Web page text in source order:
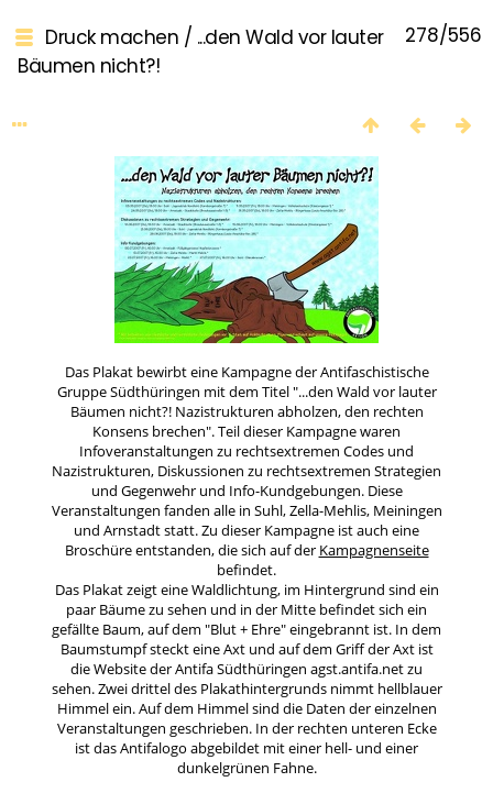
278/556
Druck machen / ...den Wald vor lauter
Bäumen nicht?!
Das Plakat bewirbt eine Kampagne der Antifaschistische
Gruppe Südthüringen mit dem Titel "...den Wald vor lauter
Bäumen nicht?! Nazistrukturen abholzen, den rechten
Konsens brechen". Teil dieser Kampagne waren
Infoveranstaltungen zu rechtsextremen Codes und
Nazistrukturen, Diskussionen zu rechtsextremen Strategien
und Gegenwehr und Info-Kundgebungen. Diese
Veranstaltungen fanden alle in Suhl, Zella-Mehlis, Meiningen
und Arnstadt statt. Zu dieser Kampagne ist auch eine
Broschüre entstanden, die sich auf der Kampagnenseite
befindet.
Das Plakat zeigt eine Waldlichtung, im Hintergrund sind ein
paar Bäume zu sehen und in der Mitte befindet sich ein
gefällte Baum, auf dem "Blut + Ehre" eingebrannt ist. In dem
Baumstumpf steckt eine Axt und auf dem Griff der Axt ist
die Website der Antifa Südthüringen agst.antifa.net zu
sehen. Zwei drittel des Plakathintergrunds nimmt hellblauer
Himmel ein. Auf dem Himmel sind die Daten der einzelnen
Veranstaltungen geschrieben. In der rechten unteren Ecke
ist das Antifalogo abgebildet mit einer hell- und einer
dunkelgrünen Fahne.